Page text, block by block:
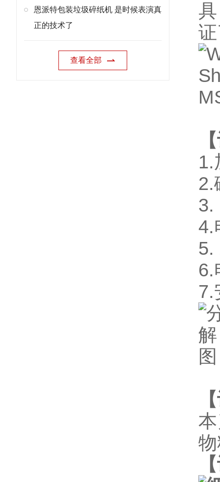
恩派特包装垃圾碎纸机 是时候表演真
正的技术了
查看全部
1.
2.
3.
4.
5.
6.
7.